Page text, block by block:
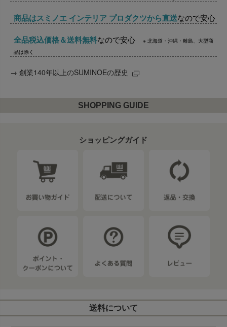
商品はスミノエ インテリア プロダクツから直送なので安心
全品税込価格＆送料無料なので安心※ 北海道・沖縄・離島、大型商
品は除く
→ 創業140年以上のSUMINOEの歴史
SHOPPING GUIDE
ショッピングガイド
送料について